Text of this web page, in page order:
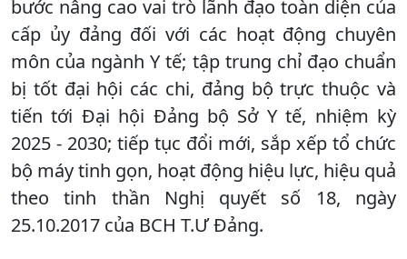
bước nâng cao vai trò lãnh đạo toàn diện của
cấp ủy đảng đối với các hoạt động chuyên
môn của ngành Y tế; tập trung chỉ đạo chuẩn
bị tốt đại hội các chi, đảng bộ trực thuộc và
tiến tới Đại hội Đảng bộ Sở Y tế, nhiệm kỳ
2025 - 2030; tiếp tục đổi mới, sắp xếp tổ chức
bộ máy tinh gọn, hoạt động hiệu lực, hiệu quả
theo tinh thần Nghị quyết số 18, ngày
25.10.2017 của BCH T.Ư Đảng.